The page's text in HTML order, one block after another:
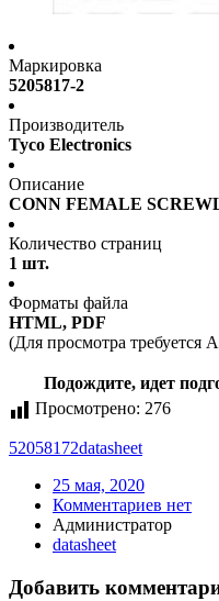
Маркировка
5205817-2
Производитель
Tyco Electronics
Описание
CONN FEMALE
Количество страниц
1 шт.
Форматы файла
HTML, PDF
(Для просмотра требуется
Подождите, идет
Просмотрено: 276
52058172datasheet
25 мая, 2020
Комментариев нет
Администратор
datasheet
Добавить